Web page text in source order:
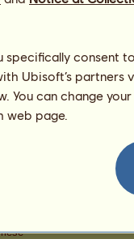
paar Stunden
15.08.2025
weiblich
116cm
Trab
consent
Ubisoft’s partners
You can change
web page.